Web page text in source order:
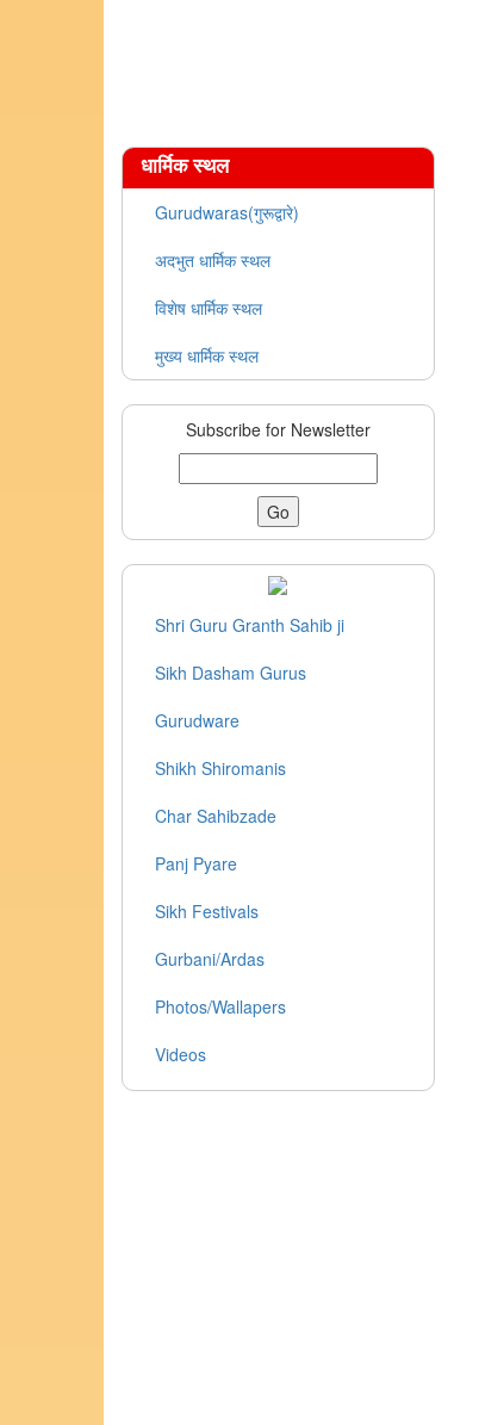
धार्मिक स्थल
Gurudwaras(गुरूद्वारे)
अदभुत धार्मिक स्थल
विशेष धार्मिक स्थल
मुख्य धार्मिक स्थल
Subscribe for Newsletter
Shri Guru Granth Sahib ji
Sikh Dasham Gurus
Gurudware
Shikh Shiromanis
Char Sahibzade
Panj Pyare
Sikh Festivals
Gurbani/Ardas
Photos/Wallapers
Videos